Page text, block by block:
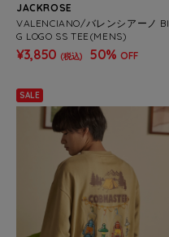
JACKROSE
VALENCIANO/バレンシアーノ BI
G LOGO SS TEE(MENS)
¥3,850 (税込) 50% OFF
SALE